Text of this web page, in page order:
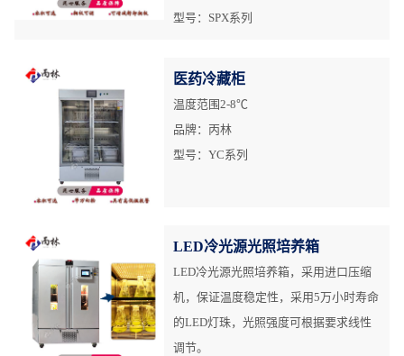
型号：SPX系列
医药冷藏柜
温度范围2-8℃
品牌：丙林
型号：YC系列
LED冷光源光照培养箱
LED冷光源光照培养箱，采用进口压缩
机，保证温度稳定性，采用5万小时寿命
的LED灯珠，光照强度可根据要求线性
调节。